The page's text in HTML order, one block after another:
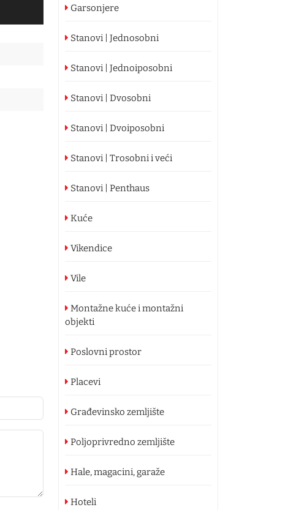
Garsonjere
Stanovi | Jednosobni
Stanovi | Jednoiposobni
Stanovi | Dvosobni
Stanovi | Dvoiposobni
Stanovi | Trosobni i veći
Stanovi | Penthaus
Kuće
Vikendice
Vile
Montažne kuće i montažni
objekti
Poslovni prostor
Placevi
Građevinsko zemljište
Poljoprivredno zemljište
Hale, magacini, garaže
Hoteli